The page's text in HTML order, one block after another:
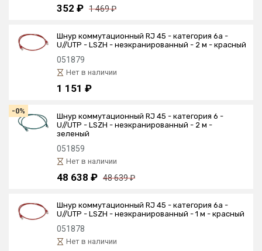
352 ₽ 1 469 ₽
Шнур коммутационный RJ 45 - категория 6a -
U//UTP - LSZH - неэкранированный - 2 м - красный
051879
Нет в наличии
1 151 ₽
-0%
Шнур коммутационный RJ 45 - категория 6 -
U//UTP - LSZH - неэкранированный - 2 м -
зеленый
051859
Нет в наличии
48 638 ₽ 48 639 ₽
Шнур коммутационный RJ 45 - категория 6a -
U//UTP - LSZH - неэкранированный - 1 м - красный
051878
Нет в наличии